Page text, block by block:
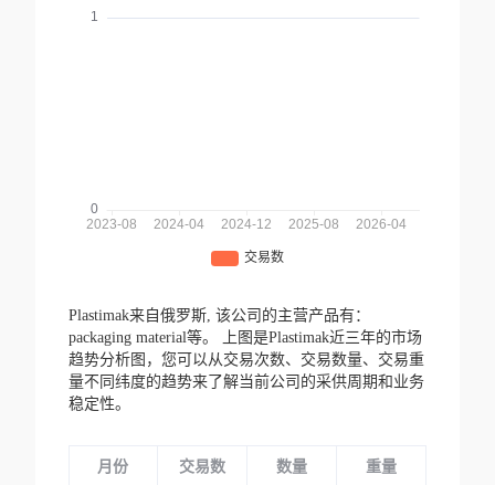
Plastimak来自俄罗斯, 该公司的主营产品有：
packaging material等。
上图是Plastimak近三年的市场
趋势分析图，您可以从交易次数、交易数量、交易重
量不同纬度的趋势来了解当前公司的采供周期和业务
稳定性。
月份 交易数 数量 重量